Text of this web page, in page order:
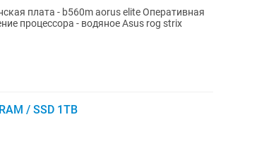
плата - b560m aorus elite Оперативная
процессора - водяное Asus rog strix
/ SSD 1TB